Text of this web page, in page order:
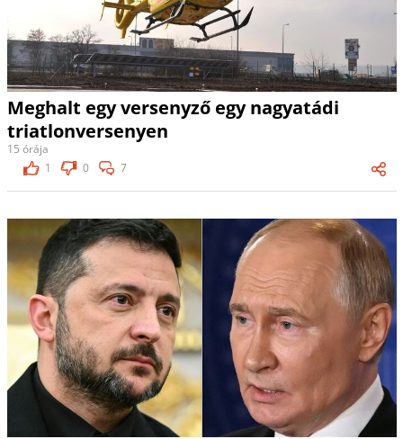
Meghalt egy versenyző egy nagyatádi
triatlonversenyen
15 órája
1
0 7